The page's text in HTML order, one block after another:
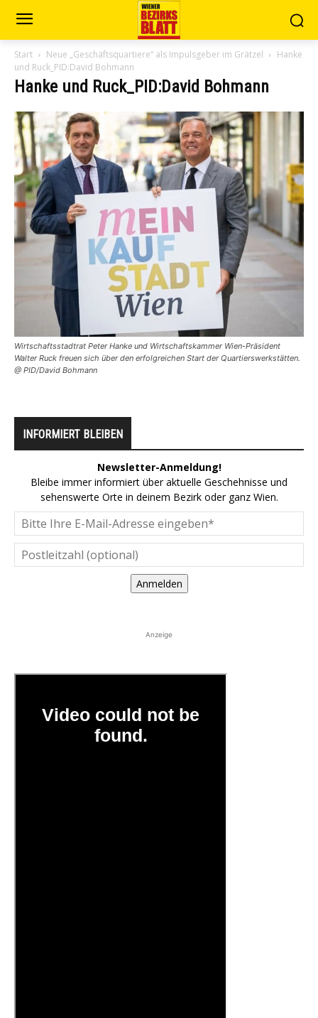
Start Neue „Geschäftsquartiere“ als Impulsgeber im Grätzel
Hanke
und Ruck_PID:David Bohmann
Hanke und Ruck_PID:David Bohmann
Wirtschaftsstadtrat Peter Hanke und Wirtschaftskammer Wien-Präsident
Walter Ruck freuen sich über den erfolgreichen Start der Quartierswerkstätten.
@ PID/David Bohmann
INFORMIERT BLEIBEN
Newsletter-Anmeldung!
Bleibe immer informiert über aktuelle Geschehnisse und
sehenswerte Orte in deinem Bezirk oder ganz Wien.
Anmelden
Anzeige